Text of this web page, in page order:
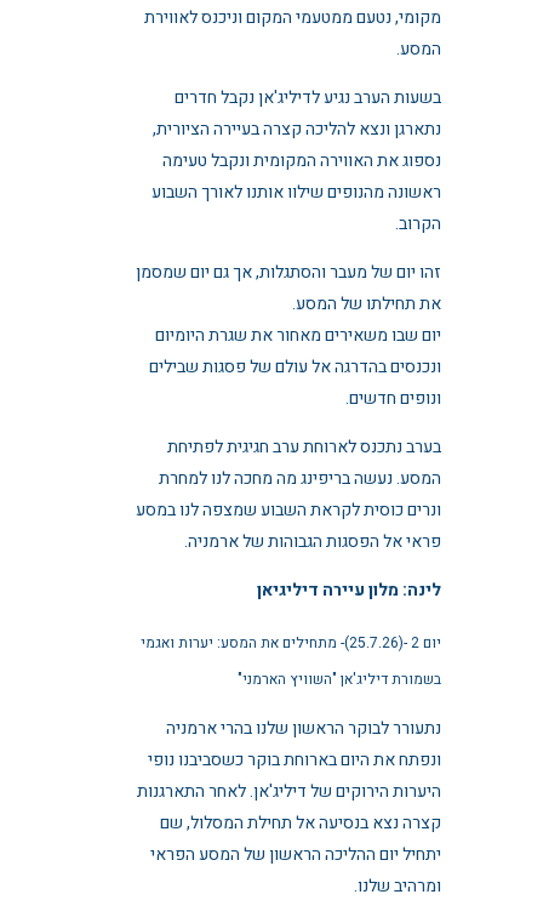
מקומי, נטעם ממטעמי המקום וניכנס לאווירת
המסע.
בשעות הערב נגיע לדיליג'אן נקבל חדרים
נתארגן ונצא להליכה קצרה בעיירה הציורית,
נספוג את האווירה המקומית ונקבל טעימה
ראשונה מהנופים שילוו אותנו לאורך השבוע
הקרוב.
זהו יום של מעבר והסתגלות, אך גם יום שמסמן
את תחילתו של המסע.
יום שבו משאירים מאחור את שגרת היומיום
ונכנסים בהדרגה אל עולם של פסגות שבילים
ונופים חדשים.
בערב נתכנס לארוחת ערב חגיגית לפתיחת
המסע. נעשה בריפינג מה מחכה לנו למחרת
ונרים כוסית לקראת השבוע שמצפה לנו במסע
פראי אל הפסגות הגבוהות של ארמניה.
לינה: מלון עיירה דיליגיאן
יום 2 -(25.7.26)- מתחילים את המסע: יערות ואגמי
בשמורת דיליג'אן "השוויץ הארמני"
נתעורר לבוקר הראשון שלנו בהרי ארמניה
ונפתח את היום בארוחת בוקר כשסביבנו נופי
היערות הירוקים של דיליג'אן. לאחר התארגנות
קצרה נצא בנסיעה אל תחילת המסלול, שם
יתחיל יום ההליכה הראשון של המסע הפראי
ומרהיב שלנו.